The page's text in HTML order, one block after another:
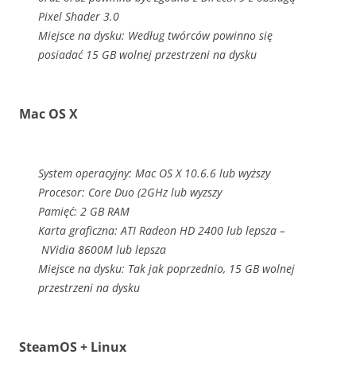
Pixel Shader 3.0
Miejsce na dysku: Według twórców powinno się
posiadać 15 GB wolnej przestrzeni na dysku
Mac OS X
System operacyjny: Mac OS X 10.6.6 lub wyższy
Procesor: Core Duo (2GHz lub wyzszy
Pamięć: 2 GB RAM
Karta graficzna: ATI Radeon HD 2400 lub lepsza –
NVidia 8600M lub lepsza
Miejsce na dysku: Tak jak poprzednio, 15 GB wolnej
przestrzeni na dysku
SteamOS + Linux